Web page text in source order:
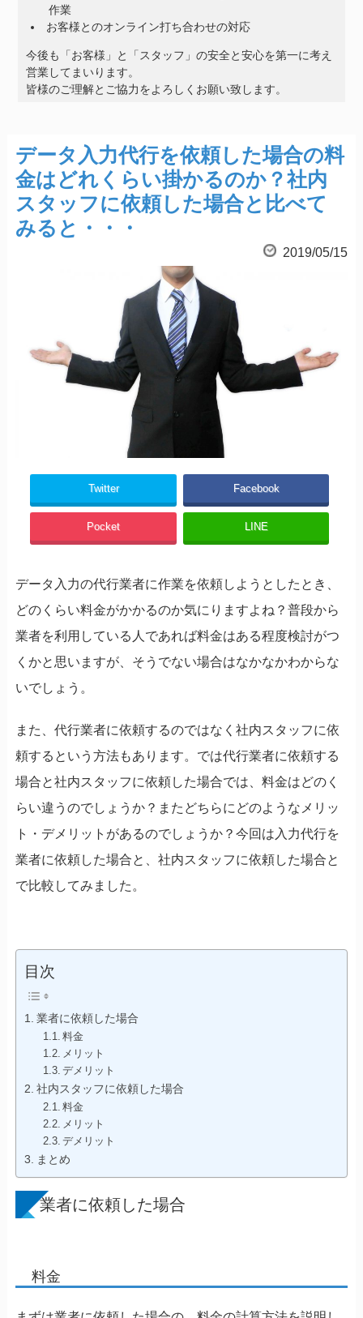
作業
お客様とのオンライン打ち合わせの対応
今後も「お客様」と「スタッフ」の安全と安心を第一に考え
営業してまいります。
皆様のご理解とご協力をよろしくお願い致します。
データ入力代行を依頼した場合の料
金はどれくらい掛かるのか？社内
スタッフに依頼した場合と比べて
みると・・・
2019/05/15
Twitter Facebook
Pocket LINE
データ入力の代行業者に作業を依頼しようとしたとき、
どのくらい料金がかかるのか気にりますよね？普段から
業者を利用している人であれば料金はある程度検討がつ
くかと思いますが、そうでない場合はなかなかわからな
いでしょう。
また、代行業者に依頼するのではなく社内スタッフに依
頼するという方法もあります。では代行業者に依頼する
場合と社内スタッフに依頼した場合では、料金はどのく
らい違うのでしょうか？またどちらにどのようなメリッ
ト・デメリットがあるのでしょうか？今回は入力代行を
業者に依頼した場合と、社内スタッフに依頼した場合と
で比較してみました。
目次
業者に依頼した場合
料金
メリット
デメリット
社内スタッフに依頼した場合
料金
メリット
デメリット
まとめ
業者に依頼した場合
料金